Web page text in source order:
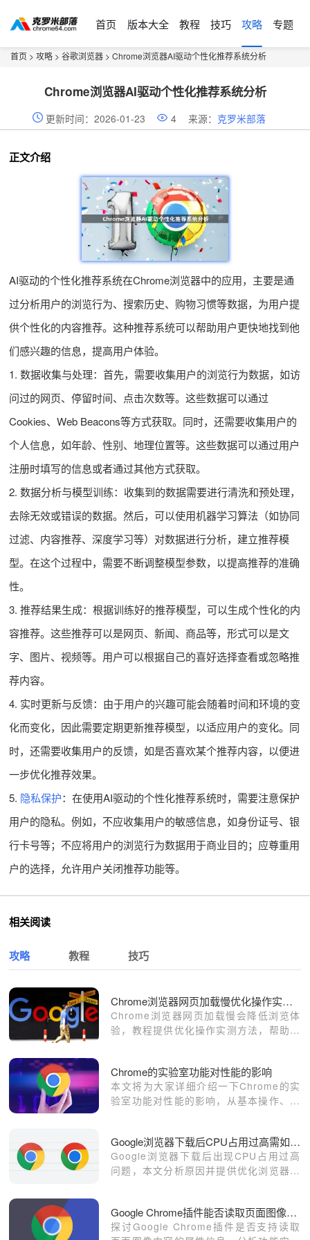
首页 版本大全 教程 技巧 攻略 专题
首页 > 攻略 > 谷歌浏览器 > Chrome浏览器AI驱动个性化推荐系统分析
Chrome浏览器AI驱动个性化推荐系统分析
更新时间：2026-01-23 4 来源： 克罗米部落
正文介绍
AI驱动的个性化推荐系统在Chrome浏览器中的应用，主要是通
过分析用户的浏览行为、搜索历史、购物习惯等数据，为用户提
供个性化的内容推荐。这种推荐系统可以帮助用户更快地找到他
们感兴趣的信息，提高用户体验。
1. 数据收集与处理：首先，需要收集用户的浏览行为数据，如访
问过的网页、停留时间、点击次数等。这些数据可以通过
Cookies、Web Beacons等方式获取。同时，还需要收集用户的
个人信息，如年龄、性别、地理位置等。这些数据可以通过用户
注册时填写的信息或者通过其他方式获取。
2. 数据分析与模型训练：收集到的数据需要进行清洗和预处理，
去除无效或错误的数据。然后，可以使用机器学习算法（如协同
过滤、内容推荐、深度学习等）对数据进行分析，建立推荐模
型。在这个过程中，需要不断调整模型参数，以提高推荐的准确
性。
3. 推荐结果生成：根据训练好的推荐模型，可以生成个性化的内
容推荐。这些推荐可以是网页、新闻、商品等，形式可以是文
字、图片、视频等。用户可以根据自己的喜好选择查看或忽略推
荐内容。
4. 实时更新与反馈：由于用户的兴趣可能会随着时间和环境的变
化而变化，因此需要定期更新推荐模型，以适应用户的变化。同
时，还需要收集用户的反馈，如是否喜欢某个推荐内容，以便进
一步优化推荐效果。
5. 隐私保护：在使用AI驱动的个性化推荐系统时，需要注意保护
用户的隐私。例如，不应收集用户的敏感信息，如身份证号、银
行卡号等；不应将用户的浏览行为数据用于商业目的；应尊重用
户的选择，允许用户关闭推荐功能等。
相关阅读
攻略 教程 技巧
Chrome浏览器网页加载慢优化操作实测方法
Chrome浏览器网页加载慢会降低浏览体
验，教程提供优化操作实测方法，帮助用
Chrome的实验室功能对性能的影响
本文将为大家详细介绍一下Chrome的实
验室功能对性能的影响，从基本操作、性
Google浏览器下载后CPU占用过高需如何优化配置
Google浏览器下载后出现CPU占用过高
问题，本文分析原因并提供优化浏览器性
Google Chrome插件能否读取页面图像内容属性信息
探讨Google Chrome插件是否支持读取